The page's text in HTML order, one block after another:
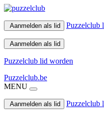
Aanmelden als lid Puzzelclub
Aanmelden als lid
Puzzelclub lid worden
Puzzelclub.be
MENU
Aanmelden als lid Puzzelclub